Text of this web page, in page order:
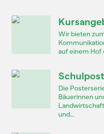
Wir bieten
auf einem Hof
Die
Bäuerinnen
und...